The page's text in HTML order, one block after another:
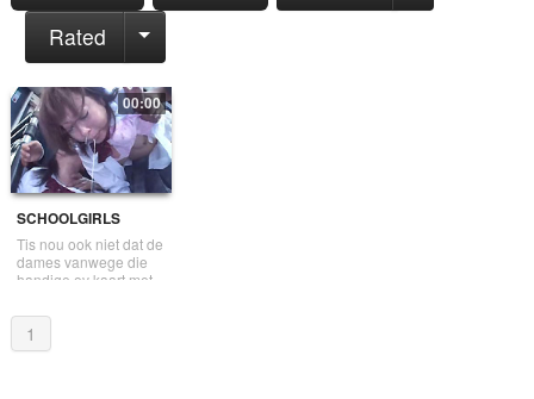
Rated
SCHOOLGIRLS
ABUSED ON TRAIN
Tis nou ook niet dat de
dames vanwege die
handige ov kaart met
reizen elke dag
00:00
1